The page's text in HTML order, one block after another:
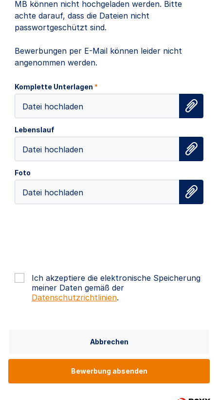
MB können nicht hochgeladen werden. Bitte
achte darauf, dass die Dateien nicht
passwortgeschützt sind.
Bewerbungen per E-Mail können leider nicht
angenommen werden.
Komplette Unterlagen *
Datei hochladen
Lebenslauf
Datei hochladen
Foto
Datei hochladen
Ich akzeptiere die elektronische Speicherung
meiner Daten gemäß der
Datenschutzrichtlinien.
Abbrechen
Bewerbung absenden